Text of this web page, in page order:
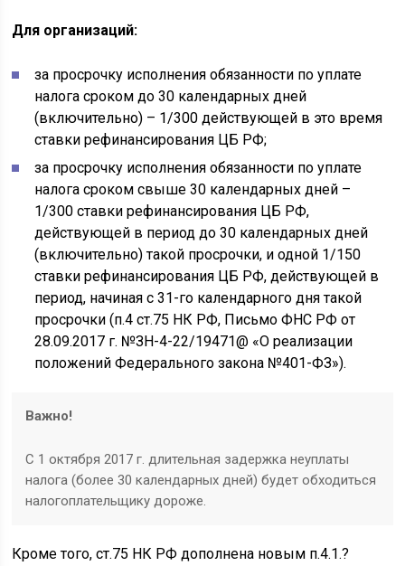
Для организаций:
за просрочку исполнения обязанности по уплате
налога сроком до 30 календарных дней
(включительно) – 1/300 действующей в это время
ставки рефинансирования ЦБ РФ;
за просрочку исполнения обязанности по уплате
налога сроком свыше 30 календарных дней –
1/300 ставки рефинансирования ЦБ РФ,
действующей в период до 30 календарных дней
(включительно) такой просрочки, и одной 1/150
ставки рефинансирования ЦБ РФ, действующей в
период, начиная с 31-го календарного дня такой
просрочки (п.4 ст.75 НК РФ, Письмо ФНС РФ от
28.09.2017 г. №ЗН-4-22/19471@ «О реализации
положений Федерального закона №401-ФЗ»).
Важно!
С 1 октября 2017 г. длительная задержка неуплаты
налога (более 30 календарных дней) будет обходиться
налогоплательщику дороже.
Кроме того, ст.75 НК РФ дополнена новым п.4.1.?